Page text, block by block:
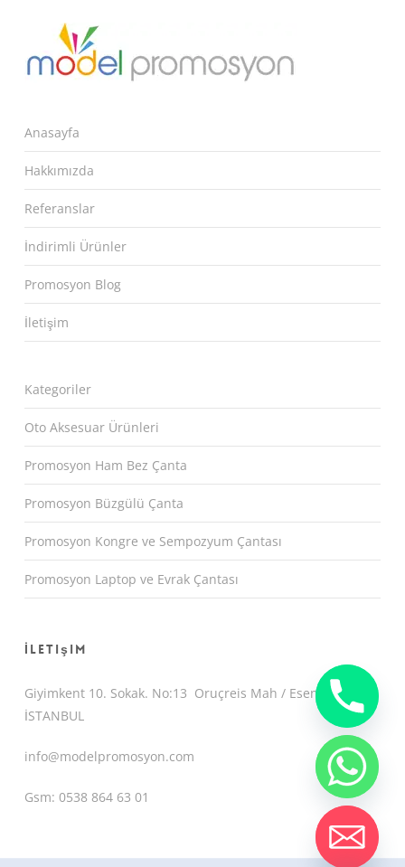
Anasayfa
Hakkımızda
Referanslar
İndirimli Ürünler
Promosyon Blog
İletişim
Kategoriler
Oto Aksesuar Ürünleri
Promosyon Ham Bez Çanta
Promosyon Büzgülü Çanta
Promosyon Kongre ve Sempozyum Çantası
Promosyon Laptop ve Evrak Çantası
İletişim
Giyimkent 10. Sokak. No:13 Oruçreis Mah / Esenler /
İSTANBUL
info@modelpromosyon.com
Gsm: 0538 864 63 01
chaty